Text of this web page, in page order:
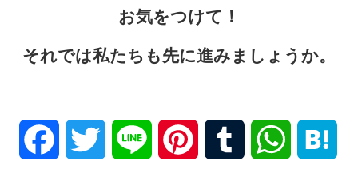
お気をつけて！
それでは私たちも先に進みましょうか。
Facebook Twitter Line Pinterest Tumblr WhatsApp